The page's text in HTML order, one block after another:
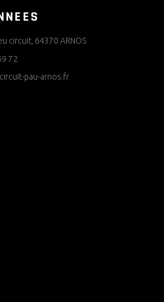
circuit, 64370 ARNOS
72
pau-arnos.fr